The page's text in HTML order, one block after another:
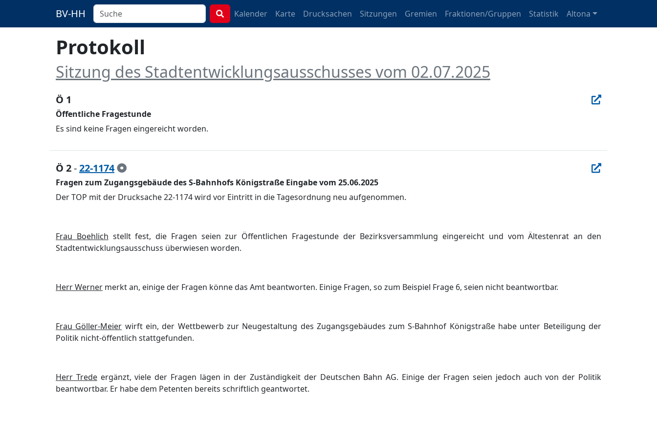
BV-HH Kalender Karte Drucksachen Sitzungen Gremien Fraktionen/Gruppen Statistik Altona
Protokoll
Sitzung des Stadtentwicklungsausschusses vom 02.07.2025
Ö 1
Öffentliche Fragestunde
Es sind keine Fragen eingereicht worden.
Ö 2-22-1174
Fragen zum Zugangsgebäude des S-Bahnhofs Königstraße Eingabe vom 25.06.2025
Der TOP mit der Drucksache 22-1174 wird vor Eintritt in die Tagesordnung neu aufgenommen.
Frau Boehlich stellt fest, die Fragen seien zur Öffentlichen Fragestunde der Bezirksversammlung eingereicht und vom Ältestenrat an den
Stadtentwicklungsausschuss überwiesen worden.
Herr Werner merkt an, einige der Fragen könne das Amt beantworten. Einige Fragen, so zum Beispiel Frage 6, seien nicht beantwortbar.
Frau Göller-Meier wirft ein, der Wettbewerb zur Neugestaltung des Zugangsgebäudes zum S-Bahnhof Königstraße habe unter Beteiligung der
Politik nicht-öffentlich stattgefunden.
Herr Tredeergänzt, viele der Fragen lägen in der Zuständigkeit der Deutschen Bahn AG. Einige der Fragen seien jedoch auch von der Politik
beantwortbar. Er habe dem Petenten bereits schriftlich geantwortet.